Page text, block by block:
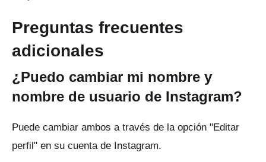
Preguntas frecuentes
adicionales
¿Puedo cambiar mi nombre y
nombre de usuario de Instagram?
Puede cambiar ambos a través de la opción "Editar
perfil" en su cuenta de Instagram.